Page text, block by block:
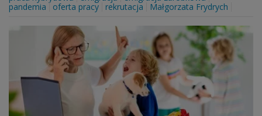
pandemia
oferta pracy rekrutacja Małgorzata Frydrych